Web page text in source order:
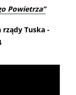
Powietrza”
Tuska -